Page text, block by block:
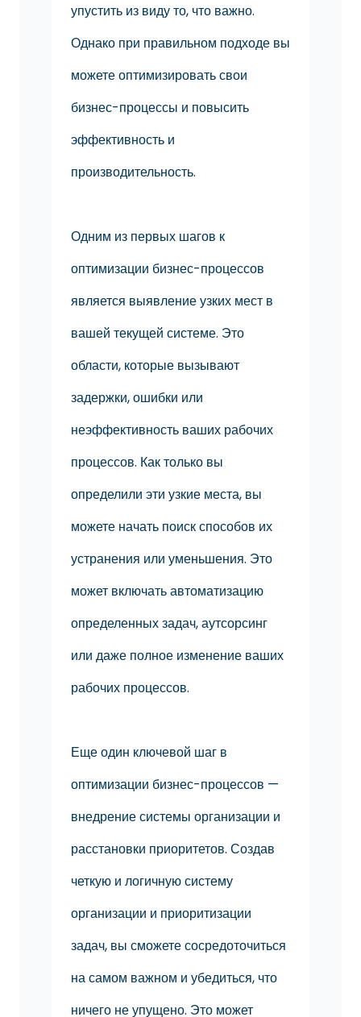
упустить из виду то, что важно.
Однако при правильном подходе вы
можете оптимизировать свои
бизнес-процессы и повысить
эффективность и
производительность.
Одним из первых шагов к
оптимизации бизнес-процессов
является выявление узких мест в
вашей текущей системе. Это
области, которые вызывают
задержки, ошибки или
неэффективность ваших рабочих
процессов. Как только вы
определили эти узкие места, вы
можете начать поиск способов их
устранения или уменьшения. Это
может включать автоматизацию
определенных задач, аутсорсинг
или даже полное изменение ваших
рабочих процессов.
Еще один ключевой шаг в
оптимизации бизнес-процессов —
внедрение системы организации и
расстановки приоритетов. Создав
четкую и логичную систему
организации и приоритизации
задач, вы сможете сосредоточиться
на самом важном и убедиться, что
ничего не упущено. Это может